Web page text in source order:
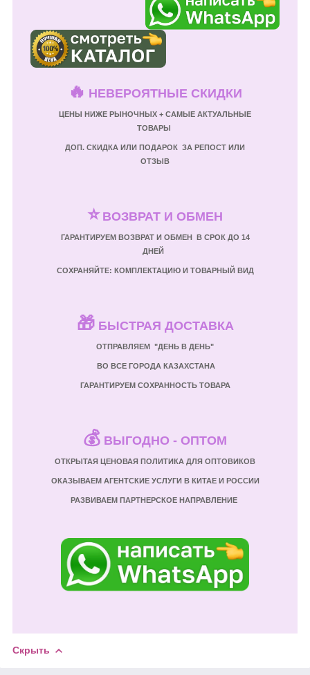
🔥 НЕВЕРОЯТНЫЕ СКИДКИ
ЦЕНЫ НИЖЕ РЫНОЧНЫХ + САМЫЕ АКТУАЛЬНЫЕ
ТОВАРЫ
ДОП. СКИДКА ИЛИ ПОДАРОК ЗА РЕПОСТ ИЛИ
ОТЗЫВ
⭐ ВОЗВРАТ И ОБМЕН
ГАРАНТИРУЕМ ВОЗВРАТ И ОБМЕН В СРОК ДО 14
ДНЕЙ
СОХРАНЯЙТЕ: КОМПЛЕКТАЦИЮ И ТОВАРНЫЙ ВИД
🎁 БЫСТРАЯ ДОСТАВКА
ОТПРАВЛЯЕМ "ДЕНЬ В ДЕНЬ"
ВО ВСЕ ГОРОДА КАЗАХСТАНА
ГАРАНТИРУЕМ СОХРАННОСТЬ ТОВАРА
💰 ВЫГОДНО - ОПТОМ
ОТКРЫТАЯ ЦЕНОВАЯ ПОЛИТИКА ДЛЯ ОПТОВИКОВ
ОКАЗЫВАЕМ АГЕНТСКИЕ УСЛУГИ В КИТАЕ И РОССИИ
РАЗВИВАЕМ ПАРТНЕРСКОЕ НАПРАВЛЕНИЕ
Скрыть